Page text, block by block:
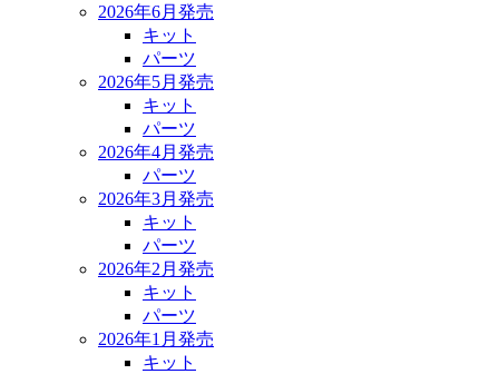
2026年6月発売
キット
パーツ
2026年5月発売
キット
パーツ
2026年4月発売
パーツ
2026年3月発売
キット
パーツ
2026年2月発売
キット
パーツ
2026年1月発売
キット